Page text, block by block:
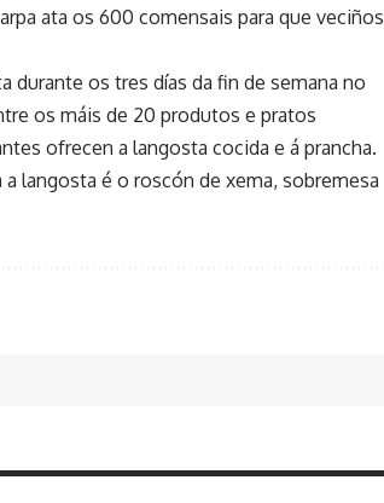
ata os 600 comensais para que veciños
durante os tres días da fin de semana no
os máis de 20 produtos e pratos
ofrecen a langosta cocida e á prancha.
langosta é o roscón de xema, sobremesa